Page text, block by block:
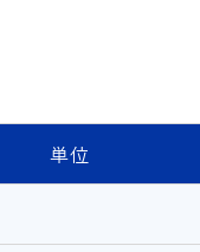
単位